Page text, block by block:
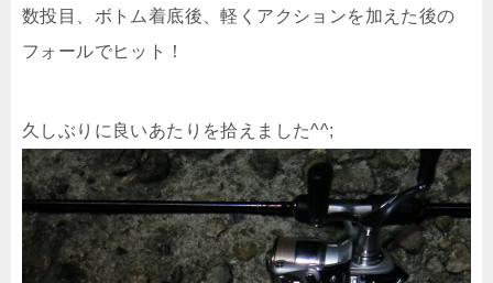
数投目、ボトム着底後、軽くアクションを加えた後の
フォールでヒット！
久しぶりに良いあたりを拾えました^^;